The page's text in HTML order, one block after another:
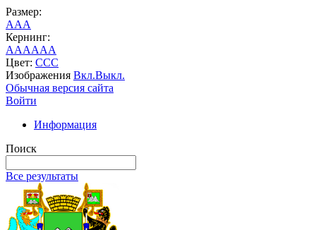
Размер:
AAA
Кернинг:
AAAAAA
Цвет: CCC
Изображения Вкл.Выкл.
Обычная версия сайта
Войти
Информация
Поиск
Все результаты